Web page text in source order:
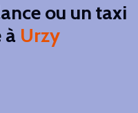
ou un taxi
à Urzy